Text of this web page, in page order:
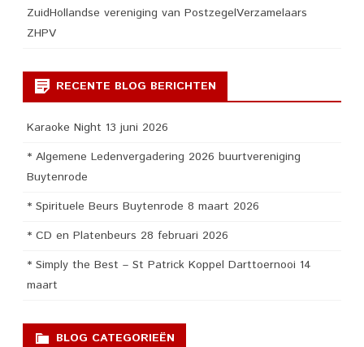
ZuidHollandse vereniging van PostzegelVerzamelaars
ZHPV
RECENTE BLOG BERICHTEN
Karaoke Night 13 juni 2026
* Algemene Ledenvergadering 2026 buurtvereniging
Buytenrode
* Spirituele Beurs Buytenrode 8 maart 2026
* CD en Platenbeurs 28 februari 2026
* Simply the Best – St Patrick Koppel Darttoernooi 14
maart
BLOG CATEGORIEËN